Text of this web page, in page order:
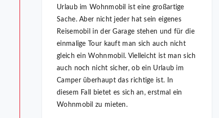
Urlaub im Wohnmobil ist eine großartige
Sache. Aber nicht jeder hat sein eigenes
Reisemobil in der Garage stehen und für die
einmalige Tour kauft man sich auch nicht
gleich ein Wohnmobil. Vielleicht ist man sich
auch noch nicht sicher, ob ein Urlaub im
Camper überhaupt das richtige ist. In
diesem Fall bietet es sich an, erstmal ein
Wohnmobil zu mieten.